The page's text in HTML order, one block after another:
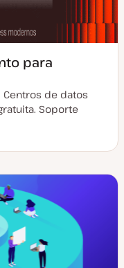
para
Centros de datos
Soporte